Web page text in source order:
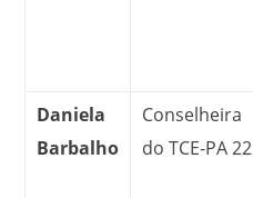
Daniela
Barbalho
Conselheira
do TCE-PA22